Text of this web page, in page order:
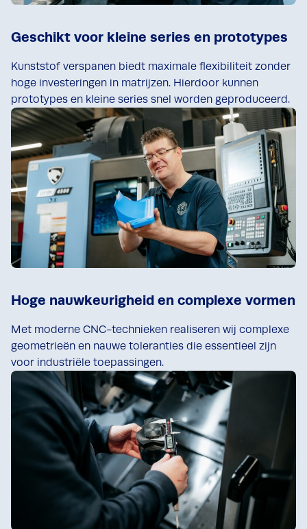
Geschikt voor kleine series en prototypes
Kunststof verspanen biedt maximale flexibiliteit zonder
hoge investeringen in matrijzen. Hierdoor kunnen
prototypes en kleine series snel worden geproduceerd.
Hoge nauwkeurigheid en complexe vormen
Met moderne CNC-technieken realiseren wij complexe
geometrieën en nauwe toleranties die essentieel zijn
voor industriële toepassingen.